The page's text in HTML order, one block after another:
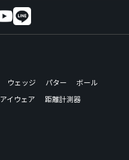
ウェッジ パター
ボール
アイウェア
距離計測器